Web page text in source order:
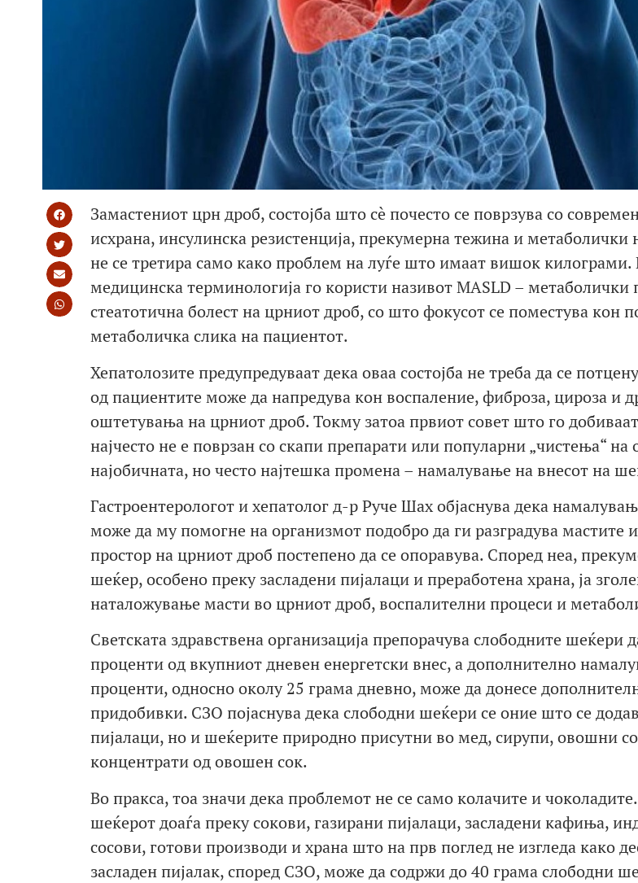
Замастениот црн дроб, состојба што сè почесто се поврзува со
исхрана, инсулинска резистенција, прекумерна тежина и
не се третира само како проблем на луѓе што имаат вишок килограми.
медицинска терминологија го користи називот MASLD – метаболички
стеатотична болест на црниот дроб, со што фокусот се поместува кон
метаболичка слика на пациентот.
Хепатолозите предупредуваат дека оваа состојба не треба да се
од пациентите може да напредува кон воспаление, фиброза, цироза и
оштетувања на црниот дроб. Токму затоа првиот совет што го
најчесто не е поврзан со скапи препарати или популарни „чистења“ на
најобичната, но често најтешка промена – намалување на внесот на
Гастроентерологот и хепатолог д-р Руче Шах објаснува дека
може да му помогне на организмот подобро да ги разградува мастите
простор на црниот дроб постепено да се опоравува. Според неа,
шеќер, особено преку засладени пијалаци и преработена храна, ја
наталожување масти во црниот дроб, воспалителни процеси и
Светската здравствена организација препорачува слободните шеќери
проценти од вкупниот дневен енергетски внес, а дополнително
проценти, односно околу 25 грама дневно, може да донесе
придобивки. СЗО појаснува дека слободни шеќери се оние што се
пијалаци, но и шеќерите природно присутни во мед, сирупи, овошни
концентрати од овошен сок.
Во пракса, тоа значи дека проблемот не се само колачите и
шеќерот доаѓа преку сокови, газирани пијалаци, засладени кафиња,
сосови, готови производи и храна што на прв поглед не изгледа како
засладен пијалак, според СЗО, може да содржи до 40 грама слободни